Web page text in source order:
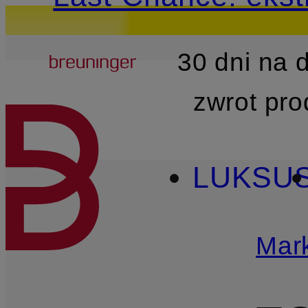
PRZEJDŹ DO GŁÓWNEJ
Breuninger
30 dni na
zwrot